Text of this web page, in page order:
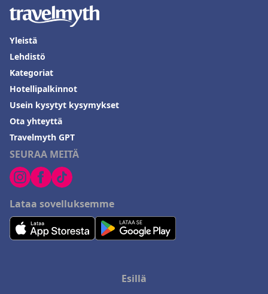
SEURAA MEITÄ
Lataa sovelluksemme
Yleistä
Lehdistö
Kategoriat
Hotellipalkinnot
Usein kysytyt kysymykset
Ota yhteyttä
Travelmyth GPT
Esillä